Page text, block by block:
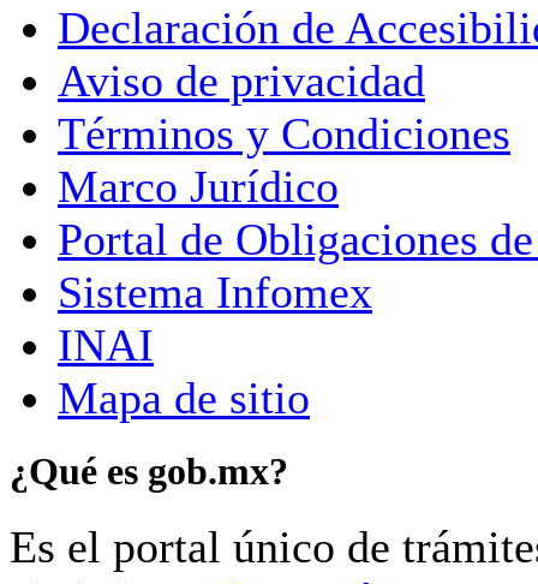
Declaración de
Aviso de privacidad
Términos y Condiciones
Marco Jurídico
Portal de Obligaciones
Sistema Infomex
INAI
Mapa de sitio
¿Qué es gob.mx?
Es el portal único de